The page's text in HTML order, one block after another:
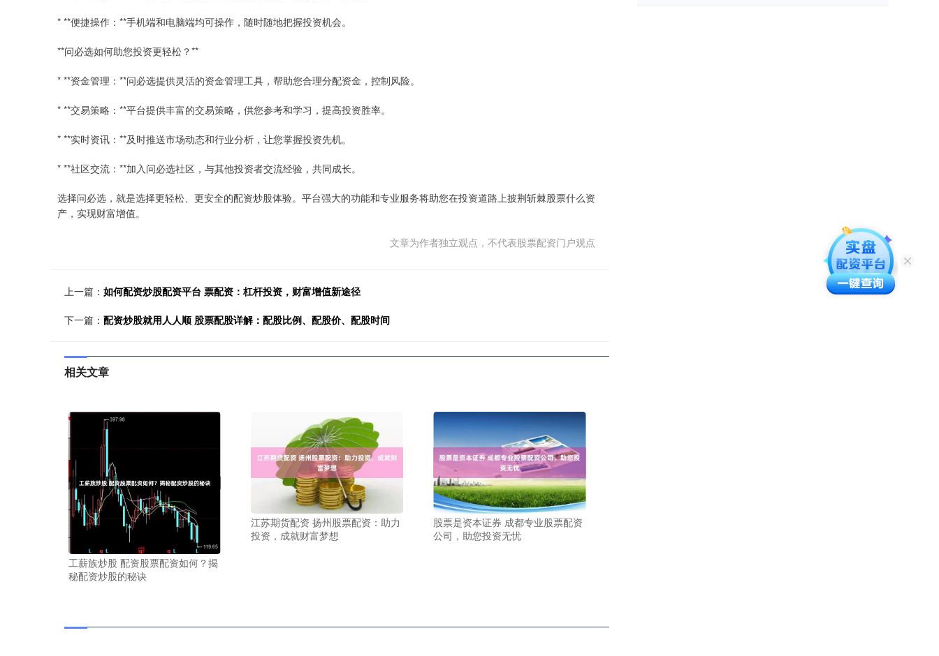
* **便捷操作：**手机端和电脑端均可操作，随时随地把握投资机会。
**问必选如何助您投资更轻松？**
* **资金管理：**问必选提供灵活的资金管理工具，帮助您合理分配资金，控制风险。
* **交易策略：**平台提供丰富的交易策略，供您参考和学习，提高投资胜率。
* **实时资讯：**及时推送市场动态和行业分析，让您掌握投资先机。
* **社区交流：**加入问必选社区，与其他投资者交流经验，共同成长。
选择问必选，就是选择更轻松、更安全的配资炒股体验。平台强大的功能和专业服务将助您在投资道路上披荆斩棘股票什么资
产，实现财富增值。
文章为作者独立观点，不代表股票配资门户观点
上一篇： 如何配资炒股配资平台 票配资：杠杆投资，财富增值新途径
下一篇： 配资炒股就用人人顺 股票配股详解：配股比例、配股价、配股时间
相关文章
工薪族炒股 配资股票配资如何？揭
秘配资炒股的秘诀
江苏期货配资 扬州股票配资：助力
投资，成就财富梦想
股票是资本证券 成都专业股票配资
公司，助您投资无忧